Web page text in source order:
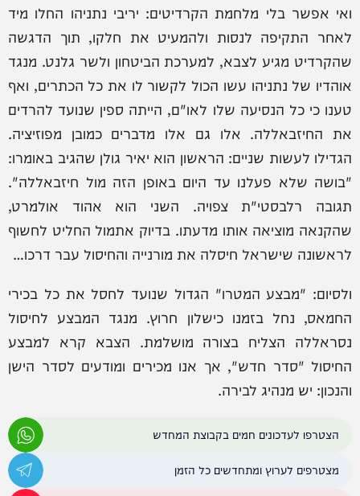
ואי אפשר בלי מלחמת הקרדיטים: יריבי נתניהו החלו מיד
לאחר התקיפה לנסות ולהמעיט את חלקו, תוך הדגשה
שהקרדיט מגיע לצבא, למערכת הביטחון ולשר גלנט. מנגד
אוהדיו של נתניהו עשו הכול לקשור לו את כל הכתרים, ואף
טענו כי כל הנסיעה שלו לאו"ם, הייתה ספין שנועד להרדים
את החיזבאללה. אלו גם אלו מדברים כמובן מפוזיציה.
הגדילו לעשות שניים: הראשון הוא יאיר גולן שהגיב באומרו:
"בושה שלא פעלנו עד היום באופן הזה מול חיזבאללה".
תגובה רלבסטי"ת צפויה. השני הוא אהוד אולמרט,
שהקנאה מוציאה אותו מדעתו. בדיוק אתמול החליט לחשוף
לראשונה שישראל חיסלה את מורנייה והחיסול עבר דרכו…
ולסיום: "מבצע המטרו" הגדול שנועד לחסל את כל בכירי
החמאס, נחל בזמנו כישלון חרוץ. מנגד המבצע לחיסול
נסראללה הצליח בצורה מושלמת. הצבא קרא למבצע
החיסול "סדר חדש", אך אנו מכירים ומודעים לסדר הישן
והנכון: יש מנהיג לבירה.
הצטרפו לעדכונים חמים בקבוצת המחדש
מצטרפים לערוץ ומתחדשים כל הזמן